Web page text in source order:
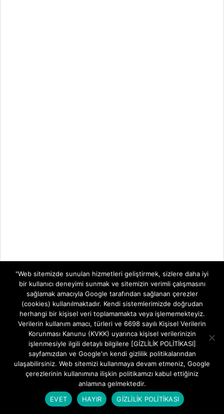
"Web sitemizde sunulan hizmetleri geliştirmek, sizlere daha iyi
bir kullanıcı deneyimi sunmak ve sitemizin verimli çalışmasını
sağlamak amacıyla Google tarafından sağlanan çerezler
(cookies) kullanılmaktadır. Kendi sistemlerimizde doğrudan
herhangi bir kişisel veri toplamamakta veya işlememekteyiz.
Verilerin kullanım amacı, türleri ve 6698 sayılı Kişisel Verilerin
Korunması Kanunu (KVKK) uyarınca kişisel verilerinizin
işlenmesiyle ilgili detaylı bilgilere [GİZLİLİK POLİTİKASI]
sayfamızdan ve Google'ın kendi gizlilik politikalarından
ulaşabilirsiniz. Web sitemizi kullanmaya devam etmeniz, Google
çerezlerinin kullanımına ilişkin politikamızı kabul ettiğiniz
anlamına gelmektedir.
EVET
HAYIR GİZLİLİK POLİTİKASI